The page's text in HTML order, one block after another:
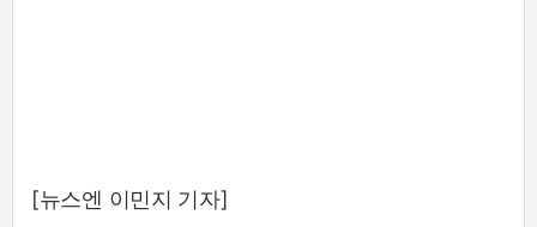
[뉴스엔 이민지 기자]